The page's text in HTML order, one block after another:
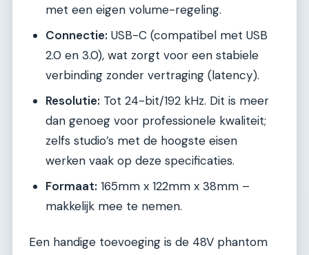
met een eigen volume-regeling.
Connectie: USB-C (compatibel met USB
2.0 en 3.0), wat zorgt voor een stabiele
verbinding zonder vertraging (latency).
Resolutie: Tot 24-bit/192 kHz. Dit is meer
dan genoeg voor professionele kwaliteit;
zelfs studio’s met de hoogste eisen
werken vaak op deze specificaties.
Formaat: 165mm x 122mm x 38mm –
makkelijk mee te nemen.
Een handige toevoeging is de 48V phantom